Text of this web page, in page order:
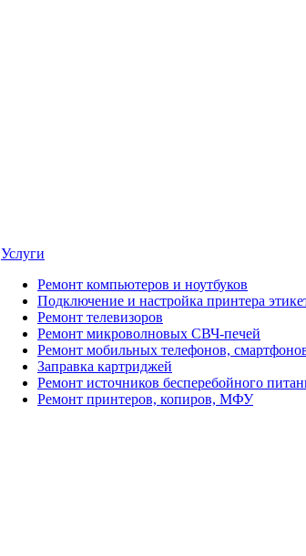
Услуги
Ремонт компьютеров и ноутбуков
Подключение и настройка принтера
Ремонт телевизоров
Ремонт микроволновых СВЧ-печей
Ремонт мобильных телефонов,
Заправка картриджей
Ремонт источников бесперебойного
Ремонт принтеров, копиров, МФУ